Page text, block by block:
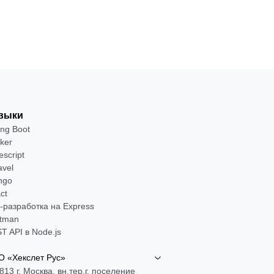
Boot
разработка на Express
API в Node.js
«Хекслет Рус»
г. Москва, вн.тер.г. поселение